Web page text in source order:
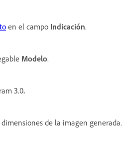
en el campo Indicación.
Modelo.
3.0.
de la imagen generada.